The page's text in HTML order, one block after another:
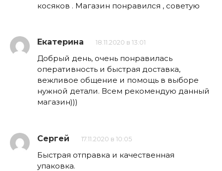
косяков . Магазин понравился , советую
Екатерина 18.11.2020 в 13:01
Добрый день, очень понравилась
оперативность и быстрая доставка,
вежливое общение и помощь в выборе
нужной детали. Всем рекомендую данный
магазин)))
Сергей 17.11.2020 в 10:05
Быстрая отправка и качественная
упаковка.